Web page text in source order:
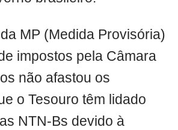
MP (Medida Provisória)
impostos pela Câmara
não afastou os
o Tesouro têm lidado
NTN-Bs devido à